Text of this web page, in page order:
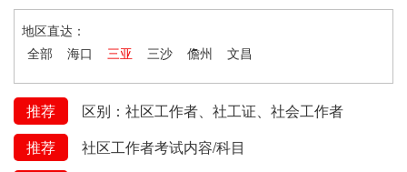
地区直达：
全部
海口 三亚 三沙 儋州 文昌
推荐
区别：社区工作者、社工证、社会工作者
推荐
社区工作者考试内容/科目